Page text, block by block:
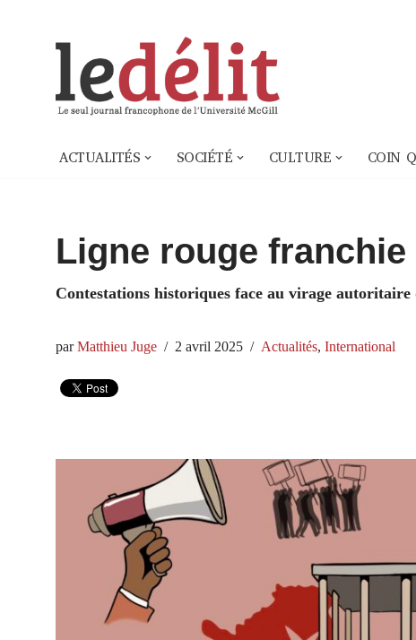
ACTUALITÉS SOCIÉTÉ CULTURE COIN
Ligne rouge franchie
Contestations historiques face au virage autoritaire
parMatthieu Juge 2 avril 2025 Actualités, International